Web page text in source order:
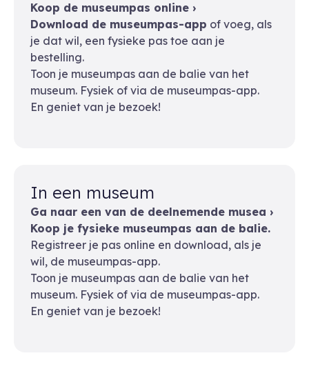
Koop de museumpas online ›
Download de museumpas-app of voeg, als
je dat wil, een fysieke pas toe aan je
bestelling.
Toon je museumpas aan de balie van het
museum. Fysiek of via de museumpas-app.
En geniet van je bezoek!
In een museum
Ga naar een van de deelnemende musea ›
Koop je fysieke museumpas aan de balie.
Registreer je pas online en download, als je
wil, de museumpas-app.
Toon je museumpas aan de balie van het
museum. Fysiek of via de museumpas-app.
En geniet van je bezoek!